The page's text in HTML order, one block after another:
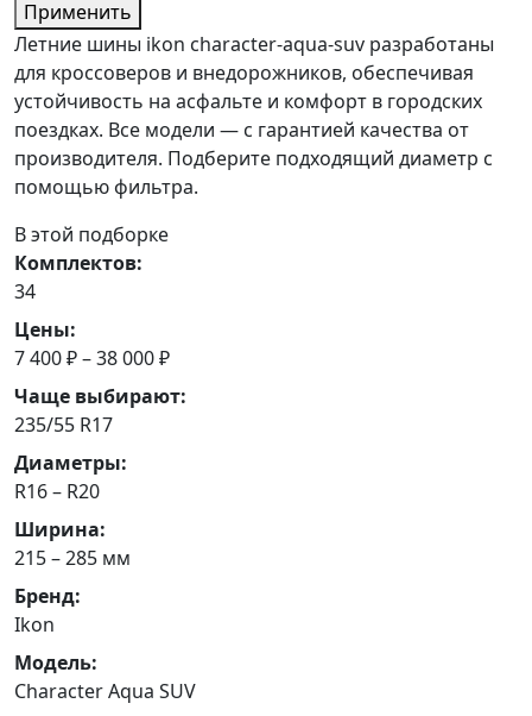
Применить
Летние шины ikon character-aqua-suv разработаны
для кроссоверов и внедорожников, обеспечивая
устойчивость на асфальте и комфорт в городских
поездках. Все модели — с гарантией качества от
производителя. Подберите подходящий диаметр с
помощью фильтра.
В этой подборке
Комплектов:
34
Цены:
7 400 ₽ – 38 000 ₽
Чаще выбирают:
235/55 R17
Диаметры:
R16 – R20
Ширина:
215 – 285 мм
Бренд:
Ikon
Модель:
Character Aqua SUV